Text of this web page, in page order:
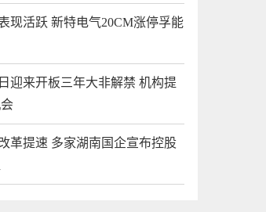
现活跃 新特电气20CM涨停孚能
迎来开板三年大非解禁 机构提
革提速 多家湖南国企宣布控股